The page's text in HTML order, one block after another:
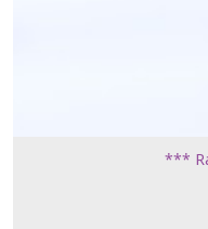
***